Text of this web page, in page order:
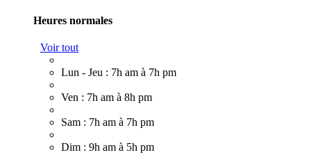
Heures normales
Voir tout
Lun - Jeu : 7h am à 7h pm
Ven : 7h am à 8h pm
Sam : 7h am à 7h pm
Dim : 9h am à 5h pm